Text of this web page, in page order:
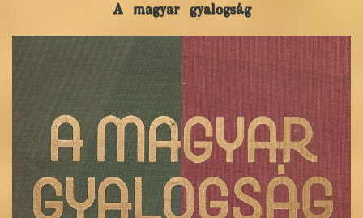
A magyar gyalogság